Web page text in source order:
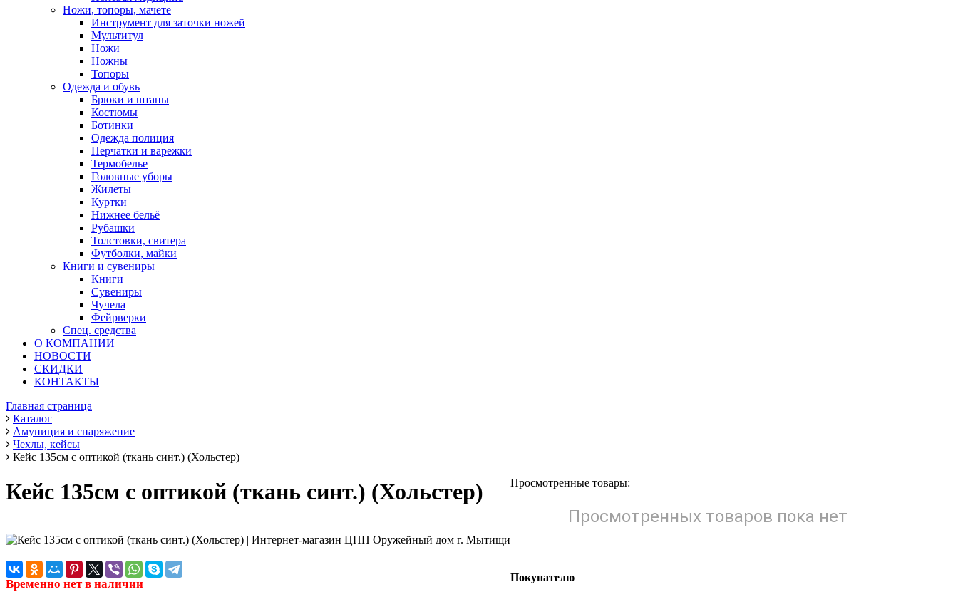
Ножи, топоры, мачете
Инструмент для заточки ножей
Мультитул
Ножи
Ножны
Топоры
Одежда и обувь
Брюки и штаны
Костюмы
Ботинки
Одежда полиция
Перчатки и варежки
Термобелье
Головные уборы
Жилеты
Куртки
Нижнее бельё
Рубашки
Толстовки, свитера
Футболки, майки
Книги и сувениры
Книги
Сувениры
Чучела
Фейрверки
Спец. средства
О КОМПАНИИ
НОВОСТИ
СКИДКИ
КОНТАКТЫ
Главная страница
Каталог
Амуниция и снаряжение
Чехлы, кейсы
Кейс 135см с оптикой (ткань синт.) (Хольстер)
Кейс 135см с оптикой (ткань синт.) (Хольстер)
Временно нет в наличии
Просмотренные товары:
Просмотренных товаров пока нет
Покупателю